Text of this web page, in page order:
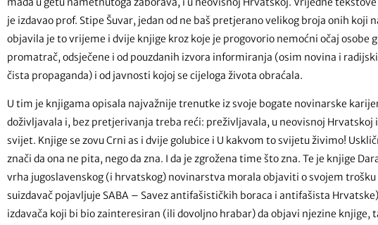
je izdavao prof. Stipe Šuvar, jedan od ne baš pretjerano velikog broja onih koji
objavila je to vrijeme i dvije knjige kroz koje je progovorio nemoćni očaj osobe
promatrač, odsječene i od pouzdanih izvora informiranja (osim novina i
čista propaganda) i od javnosti kojoj se cijeloga života obraćala.
U tim je knjigama opisala najvažnije trenutke iz svoje bogate novinarske
doživljavala i, bez pretjerivanja treba reći: preživljavala, u neovisnoj Hrvatskoj
svijet. Knjige se zovu Crni as i dvije golubice i U kakvom to svijetu živimo!
znači da ona ne pita, nego da zna. I da je zgrožena time što zna. Te je knjige
vrha jugoslavenskog (i hrvatskog) novinarstva morala objaviti o svojem trošku
suizdavač pojavljuje SABA – Savez antifašističkih boraca i antifašista
izdavača koji bi bio zainteresiran (ili dovoljno hrabar) da objavi njezine knjige,